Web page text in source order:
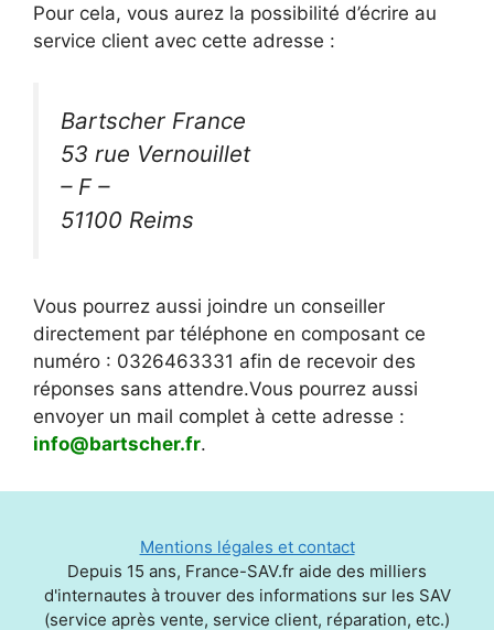
Pour cela, vous aurez la possibilité d’écrire au
service client avec cette adresse :
Bartscher France
53 rue Vernouillet
– F –
51100 Reims
Vous pourrez aussi joindre un conseiller
directement par téléphone en composant ce
numéro : 0326463331 afin de recevoir des
réponses sans attendre.Vous pourrez aussi
envoyer un mail complet à cette adresse :
info@bartscher.fr.
Mentions légales et contact
Depuis 15 ans, France-SAV.fr aide des milliers
d'internautes à trouver des informations sur les SAV
(service après vente, service client, réparation, etc.)